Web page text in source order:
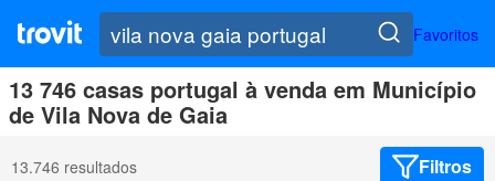
Favoritos
13 746 casas portugal à venda em Município
de Vila Nova de Gaia
13.746 resultados Filtros